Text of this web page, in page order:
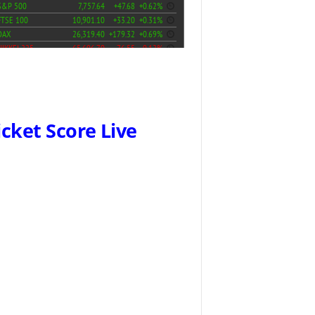
Score Live